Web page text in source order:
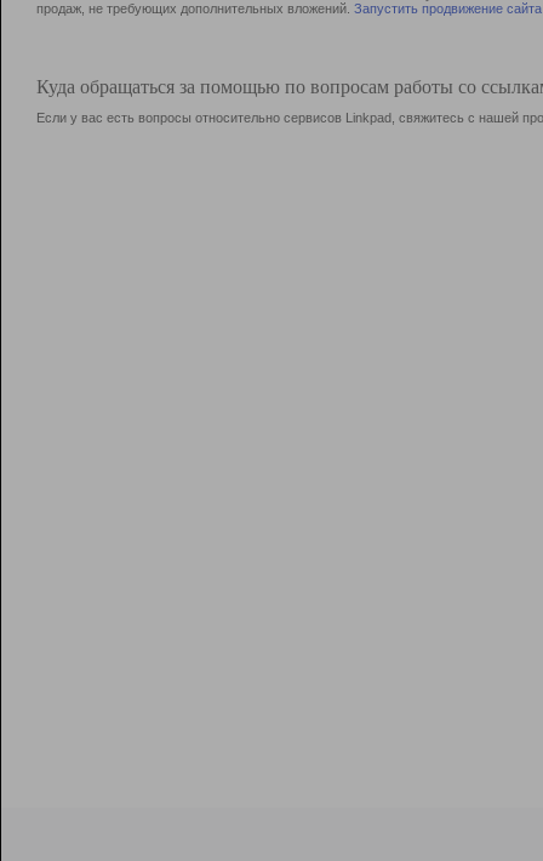
продаж, не требующих дополнительных вложений. Запустить продвижение сайта
Куда обращаться за помощью по вопросам работы со
Если у вас есть вопросы относительно сервисов Linkpad, свяжитесь с нашей